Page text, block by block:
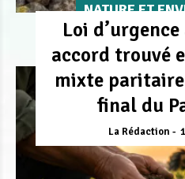
NATURE ET
Loi
accord trouvé
mixte
final du
La Rédaction